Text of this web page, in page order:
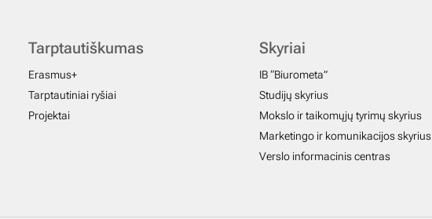
Tarptautiškumas
Erasmus+
Tarptautiniai ryšiai
Projektai
Skyriai
IB “Biurometa”
Studijų skyrius
Mokslo ir taikomųjų tyrimų skyrius
Marketingo ir komunikacijos skyrius
Verslo informacinis centras